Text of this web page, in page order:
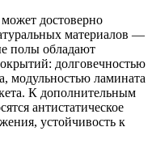
достоверно
материалов —
полы обладают
долговечностью
модульностью ламината
К дополнительным
антистатическое
устойчивость к